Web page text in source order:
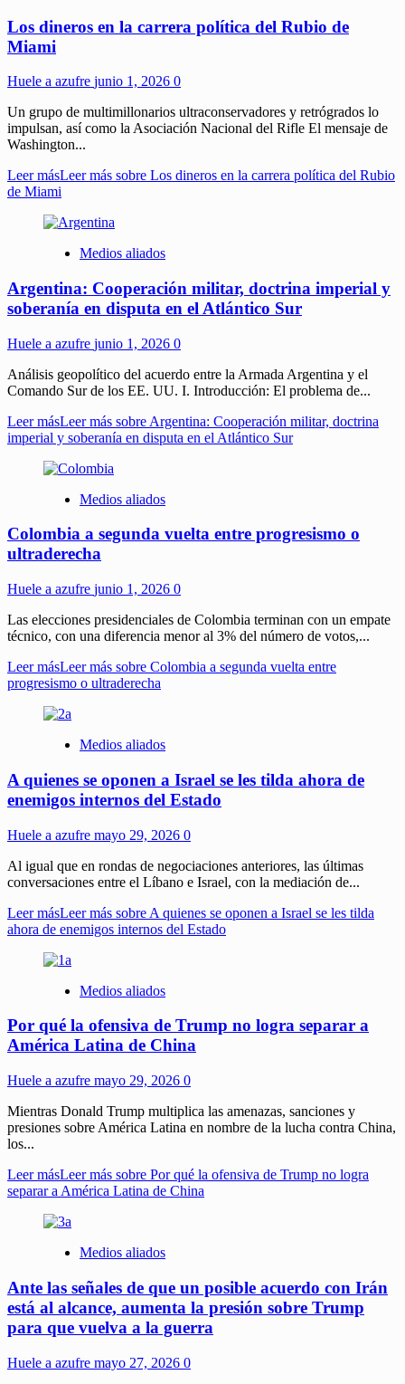
Los dineros en la carrera política del Rubio de
Miami
Huele a azufre junio 1, 2026 0
Un grupo de multimillonarios ultraconservadores y retrógrados lo
impulsan, así como la Asociación Nacional del Rifle El mensaje de
Washington...
Leer másLeer más sobre Los dineros en la carrera política del Rubio
de Miami
Medios aliados
Argentina: Cooperación militar, doctrina imperial y
soberanía en disputa en el Atlántico Sur
Huele a azufre junio 1, 2026 0
Análisis geopolítico del acuerdo entre la Armada Argentina y el
Comando Sur de los EE. UU. I. Introducción: El problema de...
Leer másLeer más sobre Argentina: Cooperación militar, doctrina
imperial y soberanía en disputa en el Atlántico Sur
Medios aliados
Colombia a segunda vuelta entre progresismo o
ultraderecha
Huele a azufre junio 1, 2026 0
Las elecciones presidenciales de Colombia terminan con un empate
técnico, con una diferencia menor al 3% del número de votos,...
Leer másLeer más sobre Colombia a segunda vuelta entre
progresismo o ultraderecha
Medios aliados
A quienes se oponen a Israel se les tilda ahora de
enemigos internos del Estado
Huele a azufre mayo 29, 2026 0
Al igual que en rondas de negociaciones anteriores, las últimas
conversaciones entre el Líbano e Israel, con la mediación de...
Leer másLeer más sobre A quienes se oponen a Israel se les tilda
ahora de enemigos internos del Estado
Medios aliados
Por qué la ofensiva de Trump no logra separar a
América Latina de China
Huele a azufre mayo 29, 2026 0
Mientras Donald Trump multiplica las amenazas, sanciones y
presiones sobre América Latina en nombre de la lucha contra China,
los...
Leer másLeer más sobre Por qué la ofensiva de Trump no logra
separar a América Latina de China
Medios aliados
Ante las señales de que un posible acuerdo con Irán
está al alcance, aumenta la presión sobre Trump
para que vuelva a la guerra
Huele a azufre mayo 27, 2026 0